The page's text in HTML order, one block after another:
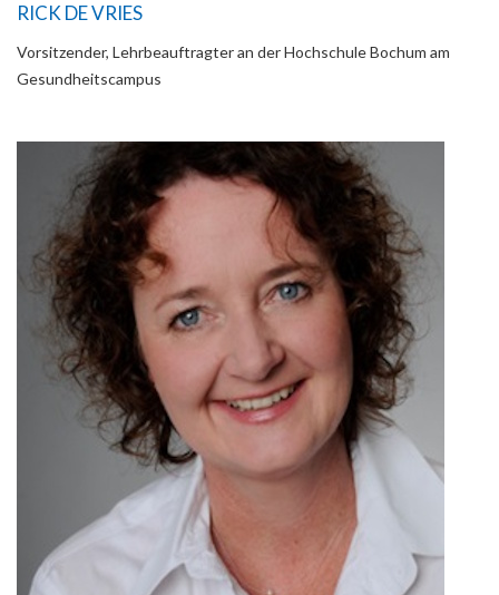
RICK DE VRIES
Vorsitzender, Lehrbeauftragter an der Hochschule Bochum am
Gesundheitscampus